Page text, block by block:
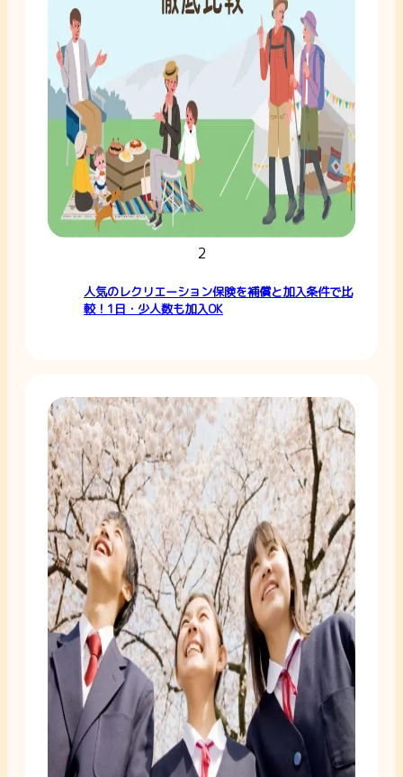
2
人気のレクリエーション保険を補償と加入条件で比
較！1日・少人数も加入OK